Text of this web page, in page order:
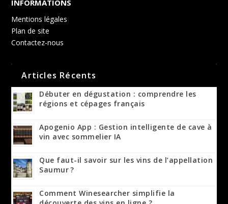
INFORMATIONS
Mentions légales
Plan de site
Contactez-nous
Articles Récents
Débuter en dégustation : comprendre les
régions et cépages français
Apogenio App : Gestion intelligente de cave à
vin avec sommelier IA
Que faut-il savoir sur les vins de l’appellation
Saumur ?
Comment Winesearcher simplifie la